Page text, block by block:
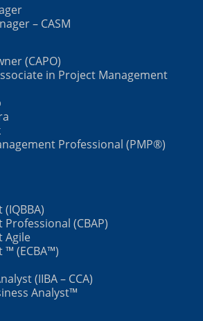
– CASM
(CAPO)
in Project Management
Professional (PMP®)
Professional (CBAP)
Agile
™ (ECBA™)
(IIBA – CCA)
Analyst™